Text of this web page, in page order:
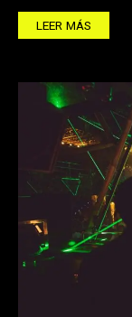
LEER MÁS